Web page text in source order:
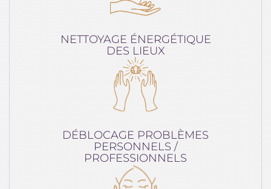
NETTOYAGE ÉNERGÉTIQUE
DES LIEUX
DÉBLOCAGE PROBLÈMES
PERSONNELS /
PROFESSIONNELS